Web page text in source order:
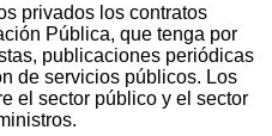
privados los contratos
Pública, que tenga por
publicaciones periódicas
de servicios públicos. Los
el sector público y el sector